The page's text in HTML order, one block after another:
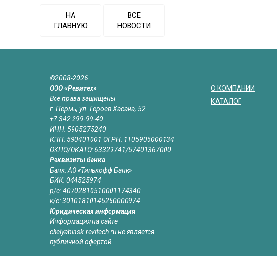
НА
ГЛАВНУЮ
ВСЕ
НОВОСТИ
©2008-2026.
ООО «Ревитех»
Все права защищены
г. Пермь, ул. Героев Хасана, 52
+7 342 299-99-40
ИНН: 5905275240
КПП: 590401001 ОГРН: 1105905000134
ОКПО/ОКАТО: 63329741/57401367000
Реквизиты банка
Банк: АО «Тинькофф Банк»
БИК: 044525974
р/с: 40702810510001174340
к/с: 30101810145250000974
Юридическая информация
Информация на сайте
chelyabinsk.revitech.ru не является
публичной офертой
О КОМПАНИИ
КАТАЛОГ